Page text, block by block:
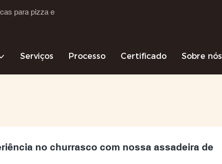
para pizza e
Serviços Processo Certificado Sobre nós
no churrasco com nossa assadeira de